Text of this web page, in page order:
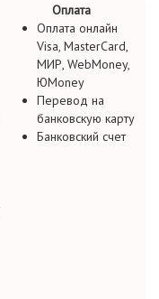
Оплата
Оплата онлайн
Visa, MasterCard,
МИР, WebMoney,
ЮMoney
Перевод на
банковскую карту
Банковский счет